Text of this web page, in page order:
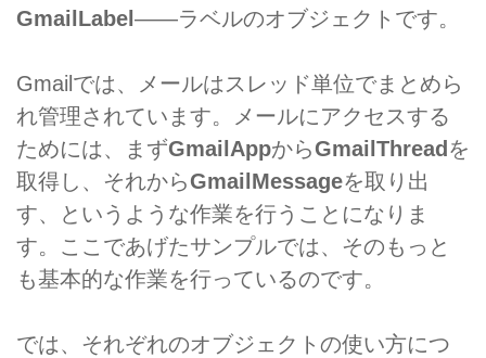
GmailLabel ――ラベルのオブジェクトです。
Gmailでは、メールはスレッド単位でまとめら
れ管理されています。メールにアクセスする
ためには、まずGmailAppからGmailThread を
取得し、それからGmailMessageを取り出
す、というような作業を行うことになりま
す。ここであげたサンプルでは、そのもっと
も基本的な作業を行っているのです。
では、それぞれのオブジェクトの使い方につ